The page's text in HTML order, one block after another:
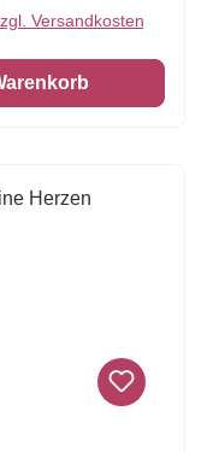
Untergründe
geeignet für
Marzipan
Versandkosten